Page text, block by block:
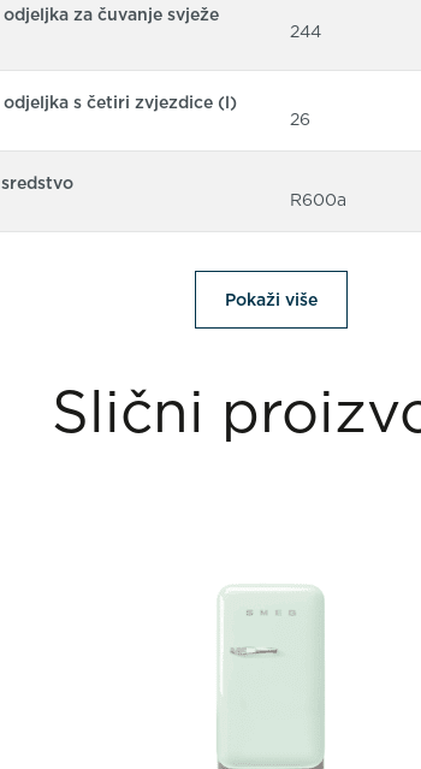
za čuvanje svježe
244
odjeljka s četiri zvjezdice (l)
26
R600a
Pokaži više
Slični